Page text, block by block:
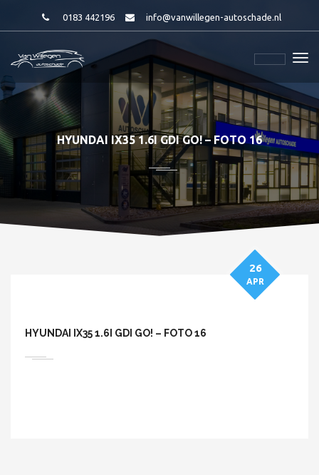
0183 442196 info@vanwillegen-autoschade.nl
HYUNDAI IX35 1.6I GDI GO! – FOTO 16
HYUNDAI IX35 1.6I GDI GO! – FOTO 16
26
APR